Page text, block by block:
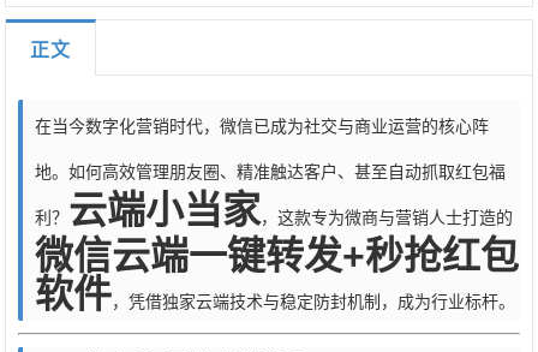
正文
在当今数字化营销时代，微信已成为社交与商业运营的核心阵
地。如何高效管理朋友圈、精准触达客户、甚至自动抓取红包福
利？ 云端小当家，这款专为微商与营销人士打造的
微信云端一键转发+秒抢红包
软件，凭借独家云端技术与稳定防封机制，成为行业标杆。